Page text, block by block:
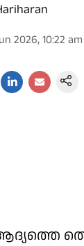
2026, 10:22 am